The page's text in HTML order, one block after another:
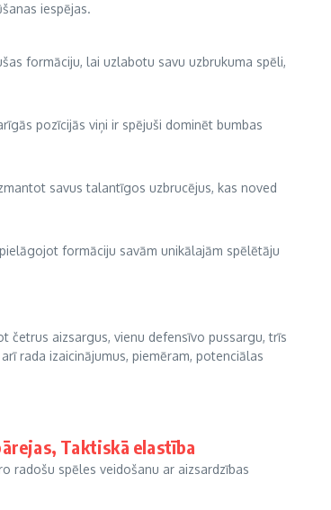
iespējas.
formāciju, lai uzlabotu savu uzbrukuma spēli,
pozīcijās viņi ir spējuši dominēt bumbas
savus talantīgos uzbrucējus, kas noved
formāciju savām unikālajām spēlētāju
četrus aizsargus, vienu defensīvo pussargu, trīs
rada izaicinājumus, piemēram, potenciālas
Taktiskā elastība
radošu spēles veidošanu ar aizsardzības